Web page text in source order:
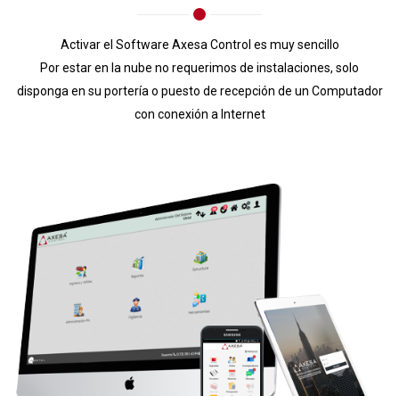
Activar el Software Axesa Control es muy sencillo
Por estar en la nube no requerimos de instalaciones, solo
disponga en su portería o puesto de recepción de un Computador
con conexión a Internet